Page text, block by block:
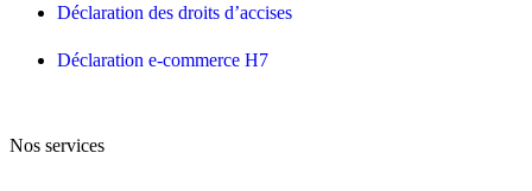
Déclaration des droits d’accises
Déclaration e-commerce H7
Nos services